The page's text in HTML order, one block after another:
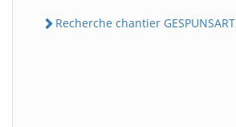
Recherche chantier GESPUNSART